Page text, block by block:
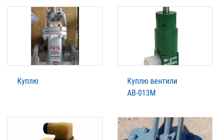
Куплю
Куплю вентили
АВ-013М